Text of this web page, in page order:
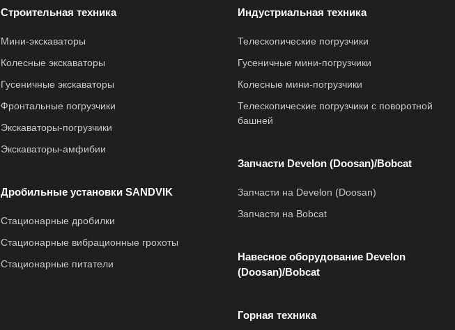
Строительная техника
Мини-экскаваторы
Колесные экскаваторы
Гусеничные экскаваторы
Фронтальные погрузчики
Экскаваторы-погрузчики
Экскаваторы-амфибии
Дробильные установки SANDVIK
Стационарные дробилки
Стационарные вибрационные грохоты
Стационарные питатели
Индустриальная техника
Телескопические погрузчики
Гусеничные мини-погрузчики
Колесные мини-погрузчики
Телескопические погрузчики с поворотной
башней
Запчасти Develon (Doosan)/Bobcat
Запчасти на Develon (Doosan)
Запчасти на Bobcat
Навесное оборудование Develon
(Doosan)/Bobcat
Горная техника